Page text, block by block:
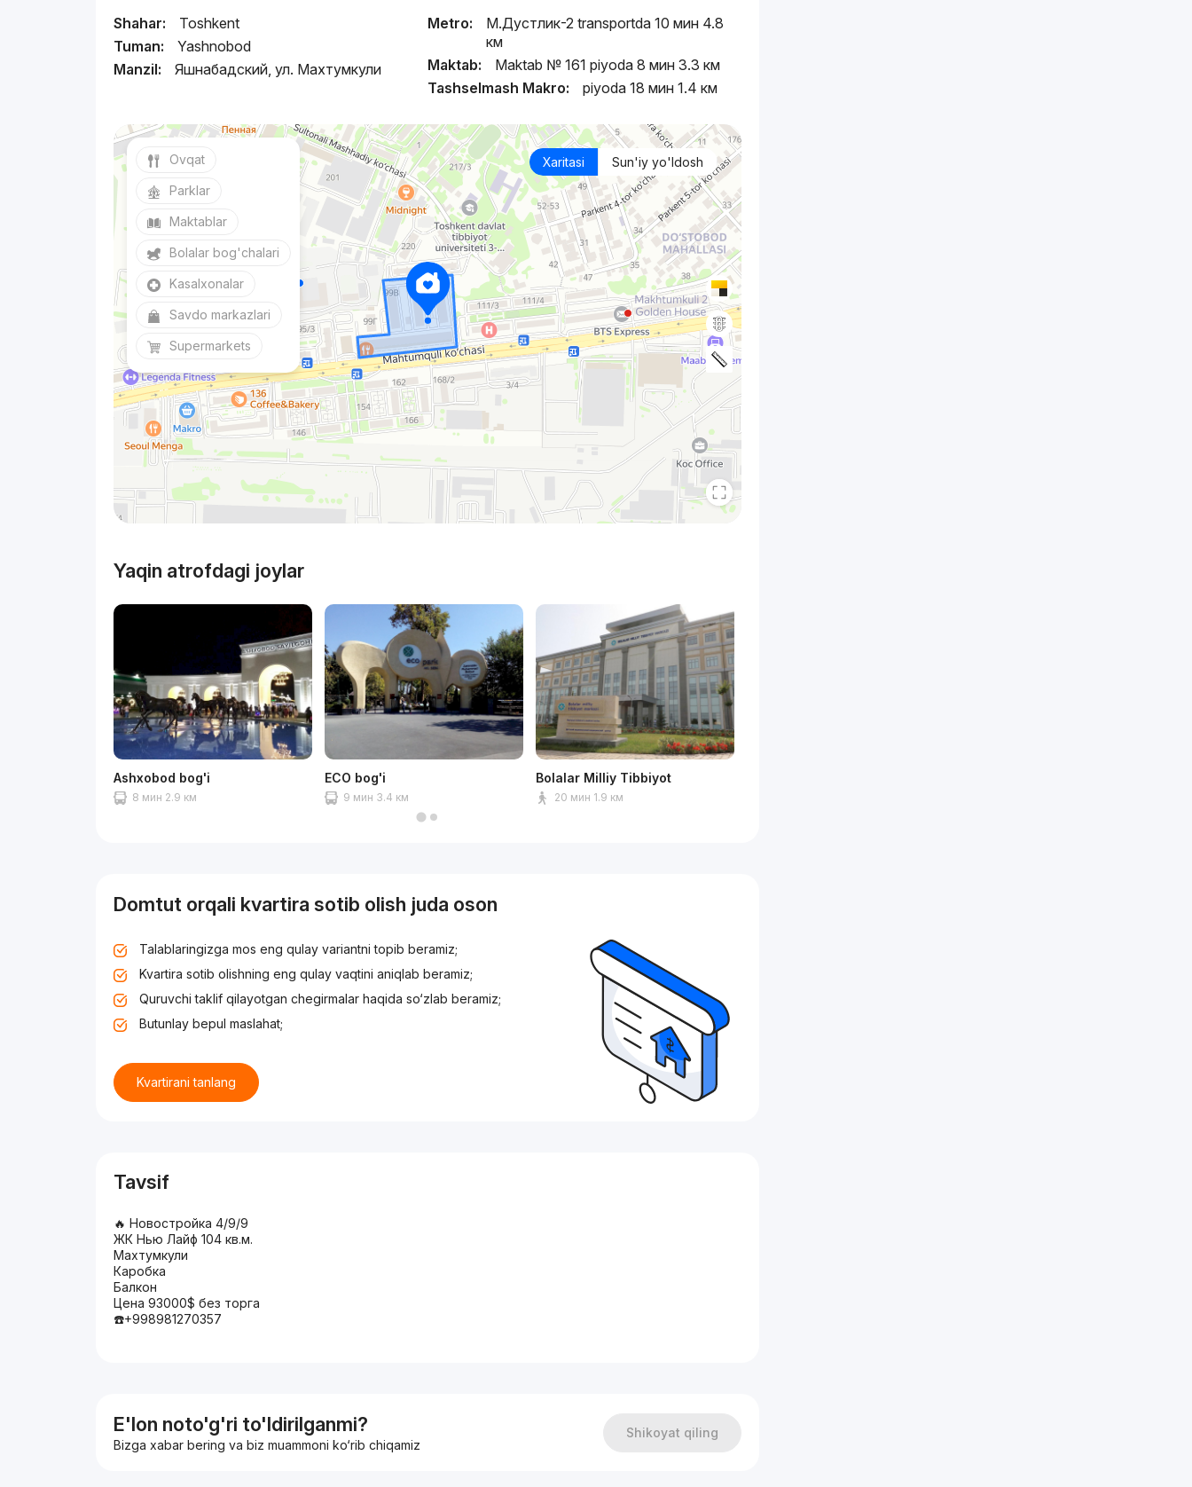
Shahar:
Toshkent
Tuman:
Yashnobod
Manzil:
Яшнабадский, ул. Махтумкули
Metro:
М.Дустлик-2 transportda 10 мин 4.8
км
Maktab:
Maktab № 161 piyoda 8 мин 3.3 км
Tashselmash Makro:
piyoda 18 мин 1.4 км
Xaritasi Sun'iy yo'ldosh
Ovqat
Parklar
Maktablar
Bolalar bog'chalari
Kasalxonalar
Savdo markazlari
Supermarkets
Yaqin atrofdagi joylar
Ashxobod bog'i
8 мин 2.9 км
ECO bog'i
9 мин 3.4 км
Bolalar Milliy Tibbiyot
20 мин 1.9 км
Domtut orqali kvartira sotib olish juda oson
Talablaringizga mos eng qulay variantni topib beramiz;
Kvartira sotib olishning eng qulay vaqtini aniqlab beramiz;
Quruvchi taklif qilayotgan chegirmalar haqida so‘zlab beramiz;
Butunlay bepul maslahat;
Kvartirani tanlang
Tavsif
🔥 Новостройка 4/9/9
ЖК Нью Лайф 104 кв.м.
Махтумкули
Каробка
Балкон
Цена 93000$ без торга
☎️+998981270357
E'lon noto'g'ri to'ldirilganmi?
Bizga xabar bering va biz muammoni ko‘rib chiqamiz
Shikoyat qiling